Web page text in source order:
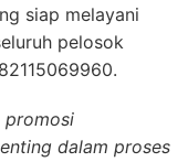
siap melayani
pelosok
promosi
dalam proses